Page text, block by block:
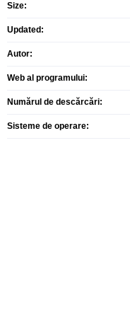
Size:
Updated:
Autor:
Web al programului:
Numărul de descărcări:
Sisteme de operare: